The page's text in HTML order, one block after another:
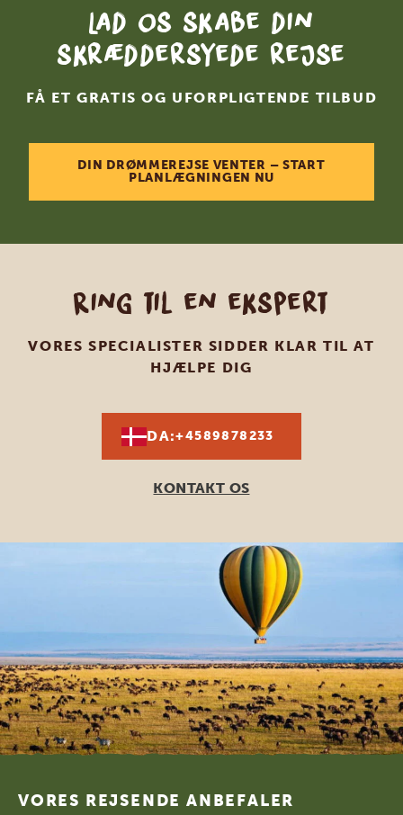
Lad os skabe din
skræddersyede rejse
FÅ ET GRATIS OG UFORPLIGTENDE TILBUD
DIN DRØMMEREJSE VENTER – START
PLANLÆGNINGEN NU
Ring til en ekspert
VORES SPECIALISTER SIDDER KLAR TIL AT
HJÆLPE DIG
DA:+4589878233
KONTAKT OS
Footer
VORES REJSENDE ANBEFALER